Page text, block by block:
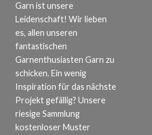
Garn ist unsere
Leidenschaft! Wir lieben
es, allen unseren
fantastischen
Garnenthusiasten Garn zu
schicken. Ein wenig
Inspiration für das nächste
Projekt gefällig? Unsere
riesige Sammlung
kostenloser Muster